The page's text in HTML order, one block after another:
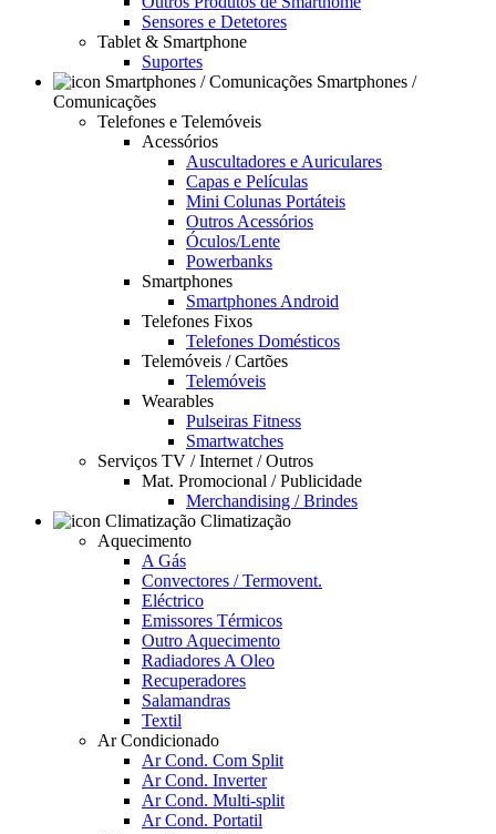
Sensores e Detetores
Tablet & Smartphone
Suportes
Smartphones /
Comunicações
Telefones e Telemóveis
Acessórios
Auscultadores e Auriculares
Capas e Películas
Mini Colunas Portáteis
Outros Acessórios
Óculos/Lente
Powerbanks
Smartphones
Smartphones Android
Telefones Fixos
Telefones Domésticos
Telemóveis / Cartões
Telemóveis
Wearables
Pulseiras Fitness
Smartwatches
Serviços TV / Internet / Outros
Mat. Promocional / Publicidade
Merchandising / Brindes
Climatização
Aquecimento
A Gás
Convectores / Termovent.
Eléctrico
Emissores Térmicos
Outro Aquecimento
Radiadores A Oleo
Recuperadores
Salamandras
Textil
Ar Condicionado
Ar Cond. Com Split
Ar Cond. Inverter
Ar Cond. Multi-split
Ar Cond. Portatil